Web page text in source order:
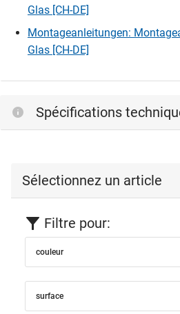
Glas [CH-DE]
Montageanleitungen:
Glas [CH-DE]
Spécifications
Sélectionnez un article
Filtre pour:
couleur
surface